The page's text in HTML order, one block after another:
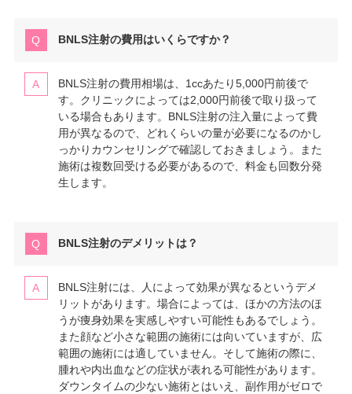
BNLS注射の費用はいくらですか？
BNLS注射の費用相場は、1ccあたり5,000円前後で
す。クリニックによっては2,000円前後で取り扱って
いる場合もあります。BNLS注射の注入量によって費
用が異なるので、どれくらいの量が必要になるのかし
っかりカウンセリングで確認しておきましょう。また
施術は複数回受ける必要があるので、料金も回数分発
生します。
BNLS注射のデメリットは？
BNLS注射には、人によって効果が異なるというデメ
リットがあります。場合によっては、ほかの方法のほ
うが痩身効果を実感しやすい可能性もあるでしょう。
また顔など小さな範囲の施術には向いていますが、広
範囲の施術には適していません。そして施術の際に、
腫れや内出血などの症状が表れる可能性があります。
ダウンタイムの少ない施術とはいえ、副作用がゼロで